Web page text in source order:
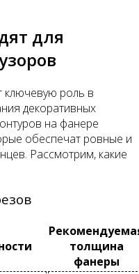
для
ключевую роль в
декоративных
на фанере
обеспечат ровные и
Рассмотрим, какие
толщина
фанеры